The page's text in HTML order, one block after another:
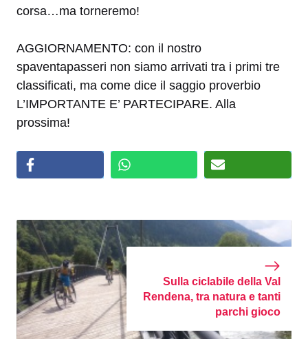
corsa…ma torneremo!
AGGIORNAMENTO: con il nostro
spaventapasseri non siamo arrivati tra i primi tre
classificati, ma come dice il saggio proverbio
L’IMPORTANTE E’ PARTECIPARE. Alla
prossima!
Sulla ciclabile della Val
Rendena, tra natura e tanti
parchi gioco